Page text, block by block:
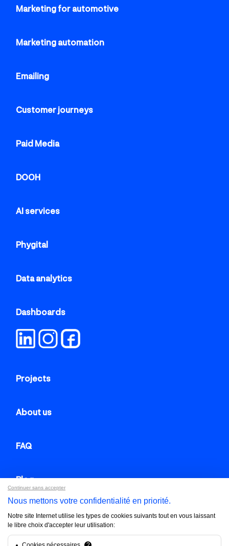
Marketing for automotive
Marketing automation
Emailing
Customer journeys
Paid Media
DOOH
AI services
Phygital
Data analytics
Dashboards
Projects
About us
FAQ
Blog
Contact us
Continuer sans accepter
Nous mettons votre confidentialité en priorité.
Notre site Internet utilise les types de cookies suivants tout en vous laissant
le libre choix d'accepter leur utilisation: